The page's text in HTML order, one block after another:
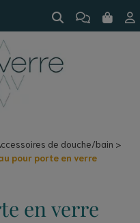
brillant
de douche/bain
pour porte en verre
en verre